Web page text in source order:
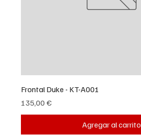
Frontal Duke - KT-A001
Precio
135,00 €
Agregar al carrito